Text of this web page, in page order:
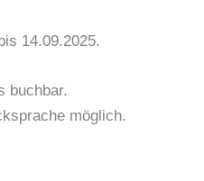
14.09.2025.
buchbar.
möglich.